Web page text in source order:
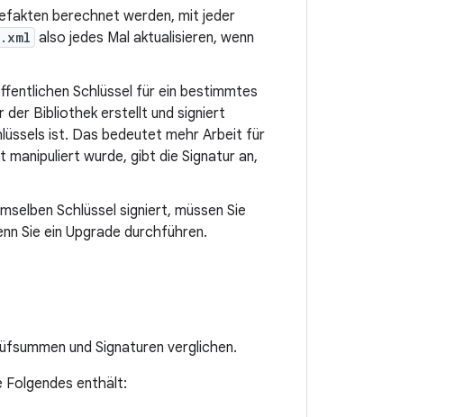
berechnet werden, mit jeder
also jedes Mal aktualisieren, wenn
Schlüssel für ein bestimmtes
Bibliothek erstellt und signiert
ist. Das bedeutet mehr Arbeit für
wurde, gibt die Signatur an,
Schlüssel signiert, müssen Sie
Sie ein Upgrade durchführen.
und Signaturen verglichen.
Folgendes enthält: